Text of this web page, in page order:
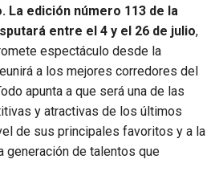
La edición número 113 de la
entre el 4 y el 26 de julio,
espectáculo desde la
a los mejores corredores del
apunta a que será una de las
y atractivas de los últimos
de sus principales favoritos y a la
generación de talentos que